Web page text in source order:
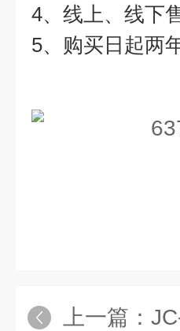
4、线上、线下
5、购买日起两
上一篇：